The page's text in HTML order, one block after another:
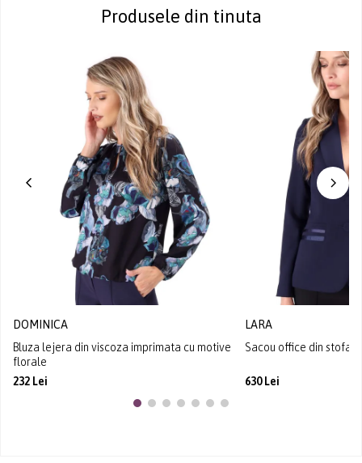
Produsele din tinuta
DOMINICA
Bluza lejera din viscoza imprimata cu motive
florale
232 Lei
LARA
Sacou office din stofa
630 Lei